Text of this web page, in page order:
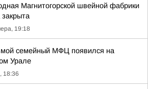
Магнитогорской швейной фабрики
19:18
семейный МФЦ появился на
Урале
18:36